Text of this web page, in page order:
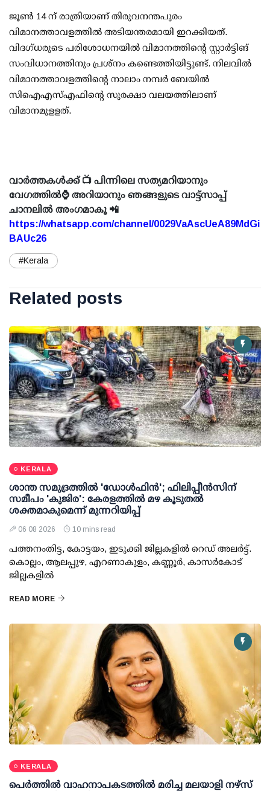
ജൂണ്‍ 14 ന് രാത്രിയാണ് തിരുവനന്തപുരം
വിമാനത്താവളത്തില്‍ അടിയന്തരമായി ഇറക്കിയത്.
വിദഗ്ധരുടെ പരിശോധനയില്‍ വിമാനത്തിന്റെ സ്റ്റാര്‍ട്ടിങ്
സംവിധാനത്തിനും പ്രശ്നം കണ്ടെത്തിയിട്ടുണ്ട്. നിലവില്‍
വിമാനത്താവളത്തിന്റെ നാലാം നമ്പര്‍ ബേയില്‍
സിഐഎസ്എഫിന്റെ സുരക്ഷാ വലയത്തിലാണ്
വിമാനമുളളത്.
വാർത്തകൾക്ക് 📺 പിന്നിലെ സത്യമറിയാനും
വേഗത്തിൽ⌚ അറിയാനും ഞങ്ങളുടെ വാട്ട്സാപ്പ്
ചാനലിൽ അംഗമാകൂ 📲
https://whatsapp.com/channel/0029VaAscUeA89MdGi
BAUc26
#Kerala
Related posts
KERALA
ശാന്ത സമുദ്രത്തില്‍ 'ഡോള്‍ഫിന്‍'; ഫിലിപ്പീന്‍സിന്
സമീപം 'കുജിര': കേരളത്തില്‍ മഴ കൂടുതല്‍
ശക്തമാകുമെന്ന് മുന്നറിയിപ്പ്
06 08 2026 10 mins read
പത്തനംതിട്ട, കോട്ടയം, ഇടുക്കി ജില്ലകളില്‍ റെഡ് അലര്‍ട്ട്.
കൊല്ലം, ആലപ്പുഴ, എറണാകുളം, കണ്ണൂര്‍, കാസര്‍കോട്
ജില്ലകളില്‍
READ MORE
KERALA
പെർത്തിൽ വാഹനാപകടത്തിൽ മരിച്ച മലയാളി നഴ്സ്